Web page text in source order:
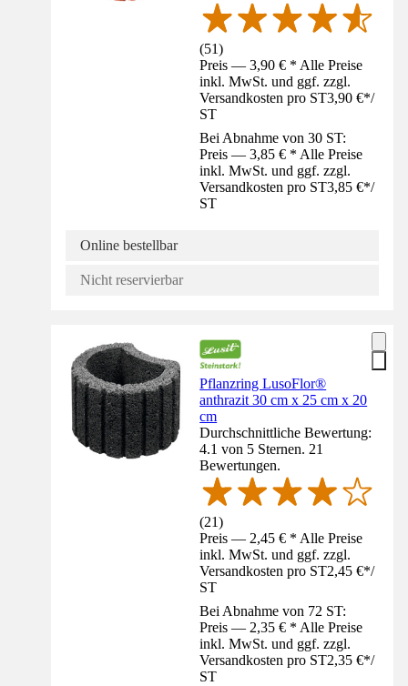
(51)
Preis — 3,90 € * Alle Preise
inkl. MwSt. und ggf. zzgl.
Versandkosten pro ST3,90 €*/
ST
Bei Abnahme von 30 ST:
Preis — 3,85 € * Alle Preise
inkl. MwSt. und ggf. zzgl.
Versandkosten pro ST3,85 €*/
ST
Online bestellbar
Nicht reservierbar
Pflanzring LusoFlor®
anthrazit 30 cm x 25 cm x 20
cm
Durchschnittliche Bewertung:
4.1 von 5 Sternen. 21
Bewertungen.
(21)
Preis — 2,45 € * Alle Preise
inkl. MwSt. und ggf. zzgl.
Versandkosten pro ST2,45 €*/
ST
Bei Abnahme von 72 ST:
Preis — 2,35 € * Alle Preise
inkl. MwSt. und ggf. zzgl.
Versandkosten pro ST2,35 €*/
ST